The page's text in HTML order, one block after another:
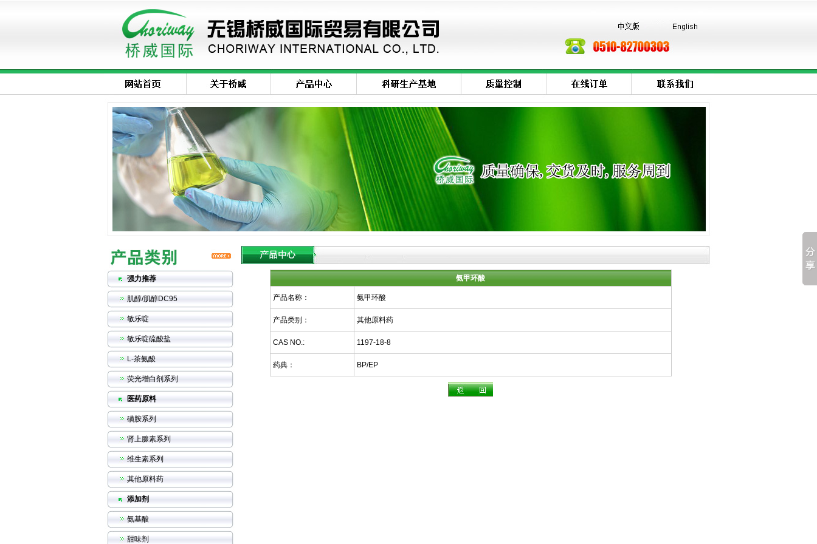
强力推荐
肌醇/肌醇DC95
敏乐啶
敏乐啶硫酸盐
L-茶氨酸
荧光增白剂系列
医药原料
磺胺系列
肾上腺素系列
维生素系列
其他原料药
添加剂
氨基酸
甜味剂
氨甲环酸
产品名称： 氨甲环酸
产品类别： 其他原料药
CAS NO.: 1197-18-8
药典： BP/EP